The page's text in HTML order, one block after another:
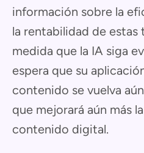
información sobre la
la rentabilidad de estas
medida que la IA siga
espera que su
contenido se vuelva
que mejorará aún más
contenido digital.